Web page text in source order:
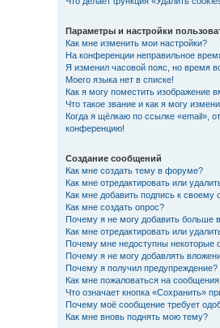
Параметры и настройки
Как мне изменить мои настройки?
На конференции неправильное
Я изменил часовой пояс, но время
Моего языка нет в списке!
Как я могу поместить изображение
Что такое звание и как я могу
Когда я щёлкаю по ссылке «email»,
конференцию!
Создание сообщений
Как мне создать тему в форуме?
Как мне отредактировать или
Как мне добавить подпись к своему
Как мне создать опрос?
Почему я не могу добавить больше
Как мне отредактировать или
Почему мне недоступны некоторые
Почему я не могу добавлять
Почему я получил предупреждение?
Как мне пожаловаться на
Что означает кнопка «Сохранить»
Почему моё сообщение требует
Как мне вновь поднять мою тему?